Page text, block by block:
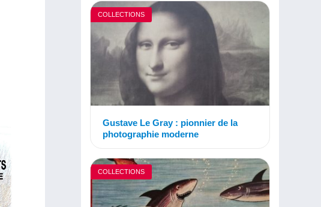
COLLECTIONS
Gustave Le Gray : pionnier de la
photographie moderne
COLLECTIONS